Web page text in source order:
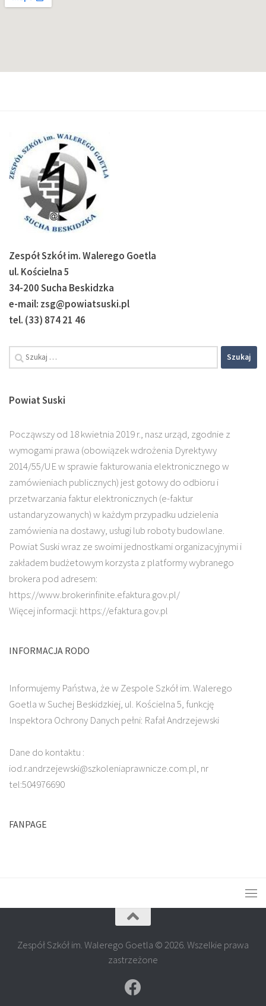
Zespół Szkół im. Walerego Goetla
ul. Kościelna 5
34-200 Sucha Beskidzka
e-mail: zsg@powiatsuski.pl
tel. (33) 874 21 46
Powiat Suski
Począwszy od 18 kwietnia 2019 r., nasz urząd, zgodnie z
wymogami prawa (obowiązek wdrożenia Dyrektywy
2014/55/UE w sprawie fakturowania elektronicznego w
zamówieniach publicznych) jest gotowy do odbioru i
przetwarzania faktur elektronicznych (e-faktur
ustandaryzowanych) w każdym przypadku udzielenia
zamówienia na dostawy, usługi lub roboty budowlane.
Powiat Suski wraz ze swoimi jednostkami organizacyjnymi i
zakładem budżetowym korzysta z platformy wybranego
brokera pod adresem:
https://www.brokerinfinite.efaktura.gov.pl/
Więcej informacji: https://efaktura.gov.pl
INFORMACJA RODO
Informujemy Państwa, że w Zespole Szkół im. Walerego
Goetla w Suchej Beskidzkiej, ul. Kościelna 5, funkcję
Inspektora Ochrony Danych pełni: Rafał Andrzejewski
Dane do kontaktu :
iod.r.andrzejewski@szkoleniaprawnicze.com.pl, nr
tel:504976690
FANPAGE
Zespół Szkół im. Walerego Goetla © 2026. Wszelkie prawa
zastrzeżone